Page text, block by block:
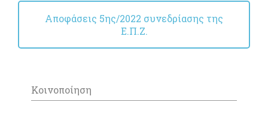
Αποφάσεις 5ης/2022 συνεδρίασης της
Ε.Π.Ζ.
Κοινοποίηση